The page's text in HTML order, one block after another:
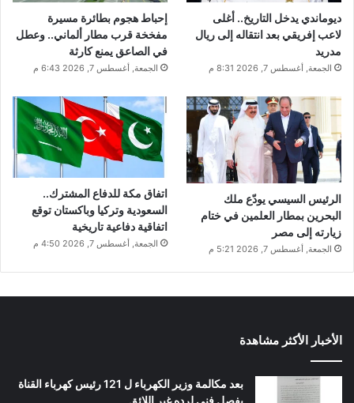
ديوماندي يدخل التاريخ.. أغلى
لاعب إفريقي بعد انتقاله إلى ريال
مدريد
الجمعة, أغسطس 7, 2026 8:31 م
إحباط هجوم بطائرة مسيرة
مفخخة قرب مطار ألماني.. وعطل
في الصاعق يمنع كارثة
الجمعة, أغسطس 7, 2026 6:43 م
الرئيس السيسي يودّع ملك
البحرين بمطار العلمين في ختام
زيارته إلى مصر
الجمعة, أغسطس 7, 2026 5:21 م
اتفاق مكة للدفاع المشترك..
السعودية وتركيا وباكستان توقع
اتفاقية دفاعية تاريخية
الجمعة, أغسطس 7, 2026 4:50 م
الأخبار الأكثر مشاهدة
بعد مكالمة وزير الكهرباء ل 121 رئيس كهرباء القناة
يفصل فني لرده غير اللائق